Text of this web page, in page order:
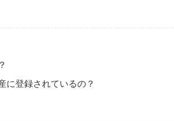
に登録されているの？